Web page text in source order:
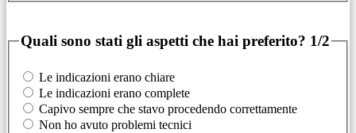
Quali sono stati gli aspetti che hai preferito? 1/2
Le indicazioni erano chiare
Le indicazioni erano complete
Capivo sempre che stavo procedendo correttamente
Non ho avuto problemi tecnici